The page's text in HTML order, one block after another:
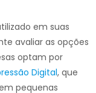
em suas
avaliar as opções
optam por
Digital, que
pequenas